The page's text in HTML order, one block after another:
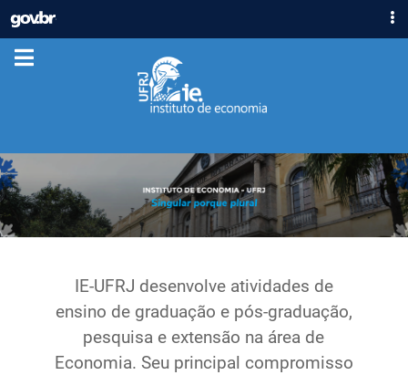
GOVBR
ACESSO À INFORMAÇÃO
Ministério da Justiça e Segurança Pública
Ministério da Defesa
Ministério da Agricultura, Pecuária e Abastecimento
Ministério da Educação
IE-UFRJ desenvolve atividades de
ensino de graduação e pós-graduação,
pesquisa e extensão na área de
Economia. Seu principal compromisso